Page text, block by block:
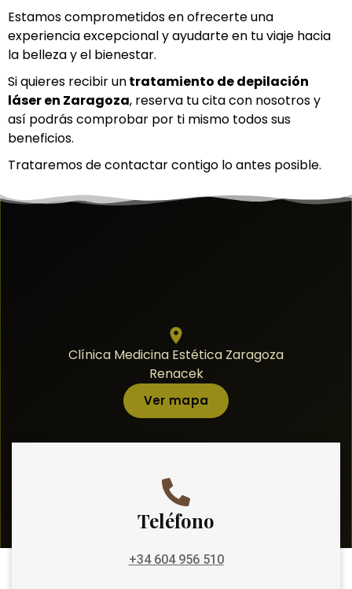
Estamos comprometidos en ofrecerte una
experiencia excepcional y ayudarte en tu viaje hacia
la belleza y el bienestar.
Si quieres recibir untratamiento de depilación
láser en Zaragoza, reserva tu cita con nosotros y
así podrás comprobar por ti mismo todos sus
beneficios.
Trataremos de contactar contigo lo antes posible.
Clínica Medicina Estética Zaragoza
Renacek
Ver mapa
Teléfono
+34 604 956 510